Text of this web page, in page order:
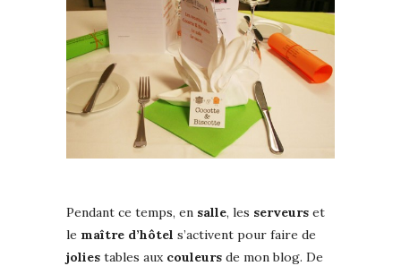
Pendant ce temps, en salle, les serveurs et
le maître d’hôtel s’activent pour faire de
jolies tables aux couleurs de mon blog. De